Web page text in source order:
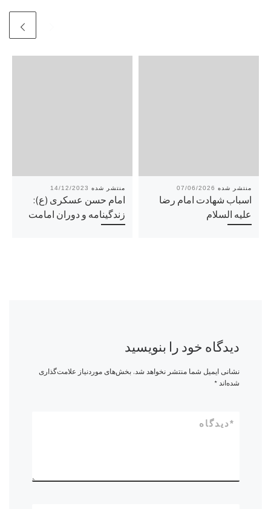
14/12/2023
امام حسن عسکری (ع):
زندگینامه و دوران امامت
07/06/2026
اسباب شهادت امام رضا
علیه السلام
دیدگاه خود را بنویسید
نشانی ایمیل شما منتشر نخواهد شد. بخش‌های موردنیاز علامت‌گذاری
شده‌اند*
دیدگاه*